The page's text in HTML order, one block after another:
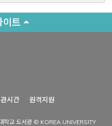
이트
시간 원격지원
학교 도서관 © KOREA UNIVERSITY
window